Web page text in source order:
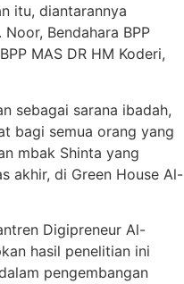
itu, diantarannya
Bendahara BPP
MAS DR HM Koderi,
sebagai sarana ibadah,
bagi semua orang yang
mbak Shinta yang
akhir, di Green House Al-
Digipreneur Al-
hasil penelitian ini
pengembangan